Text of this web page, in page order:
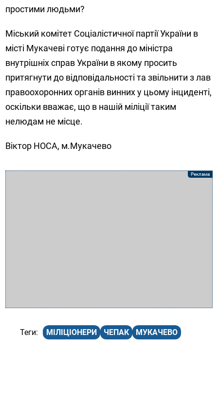
простими людьми?
Міський комітет Соціалістичної партії України в
місті Мукачеві готує подання до міністра
внутрішніх справ України в якому просить
притягнути до відповідальності та звільнити з лав
правоохоронних органів винних у цьому інциденті,
оскільки вважає, що в нашій міліції таким
нелюдам не місце.
Віктор НОСА, м.Мукачево
МІЛІЦІОНЕРИ ЧЕПАК МУКАЧЕВО